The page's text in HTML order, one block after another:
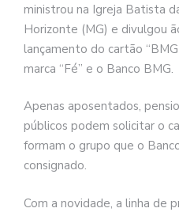
ministrou na Igreja Batista
Horizonte (MG) e divulgou
lançamento do cartão
marca “Fé” e o Banco BMG.
Apenas aposentados,
públicos podem solicitar o
formam o grupo que o
consignado.
Com a novidade, a linha de